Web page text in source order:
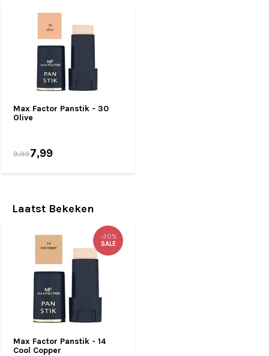
Max Factor Panstik - 30
Olive
9,997,99
Laatst Bekeken
Max Factor Panstik - 14
Cool Copper
-20%
SALE